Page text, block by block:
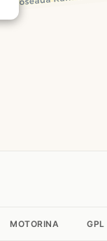
MOTORINA GPL